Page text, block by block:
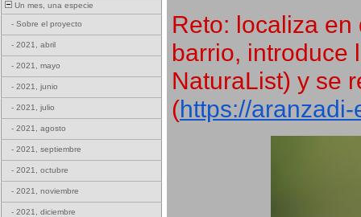
Un mes, una especie
- Sobre el proyecto
- 2021, abril
- 2021, mayo
- 2021, junio
- 2021, julio
- 2021, agosto
- 2021, septiembre
- 2021, octubre
- 2021, noviembre
- 2021, diciembre
Reto: localiza
barrio, introduce
NaturaList) y se
(https://